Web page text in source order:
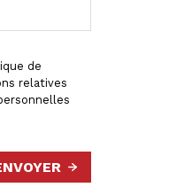
de
relatives